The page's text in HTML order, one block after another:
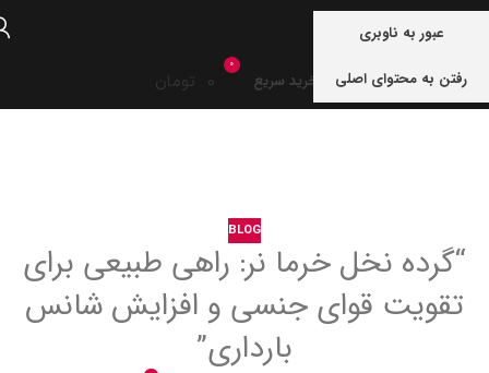
عبور به ناوبری
رفتن به محتوای اصلی
خرید سریع
0
0 تومان
BLOG
“گرده نخل خرما نر: راهی طبیعی برای
تقویت قوای جنسی و افزایش شانس
بارداری”